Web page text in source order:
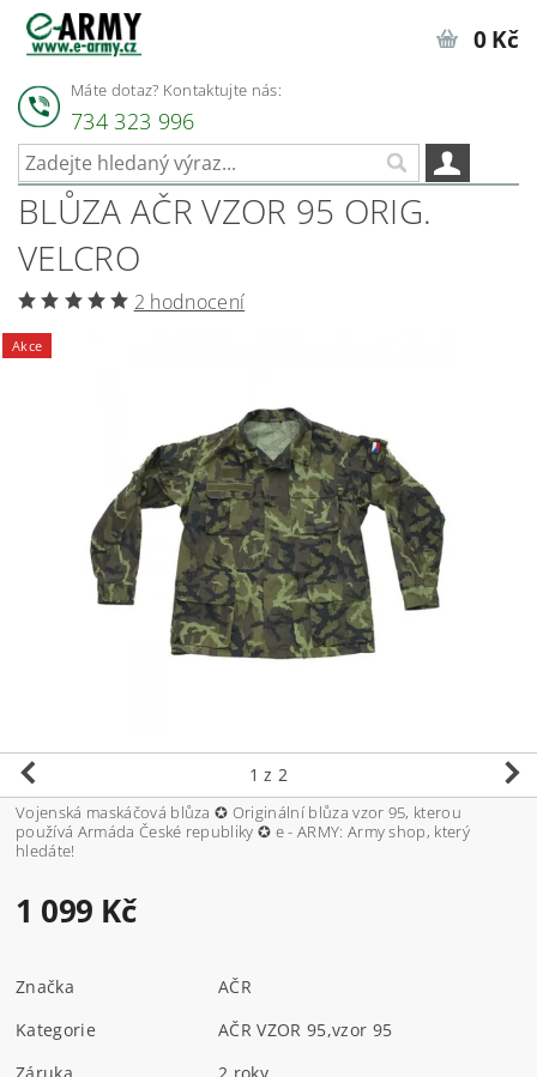
Máte dotaz? Kontaktujte nás:
734 323 996
0 Kč
BLŮZA AČR VZOR 95 ORIG.
VELCRO
2 hodnocení
Akce
1 z 2
Vojenská maskáčová blůza ✪ Originální blůza vzor 95, kterou
používá Armáda České republiky ✪ e - ARMY: Army shop, který
hledáte!
1 099 Kč
Značka
AČR
Kategorie
AČR VZOR 95,vzor 95
Záruka
2 roky